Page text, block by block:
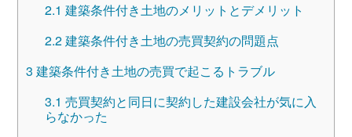
2.1 建築条件付き土地のメリットとデメリット
2.2建築条件付き土地の売買契約の問題点
3 建築条件付き土地の売買で起こるトラブル
3.1 売買契約と同日に契約した建設会社が気に入
らなかった